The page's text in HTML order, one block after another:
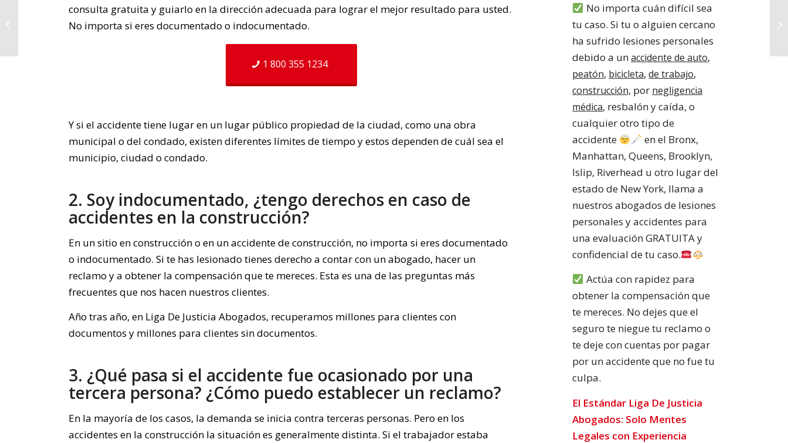
consulta gratuita y guiarlo en la dirección adecuada para lograr el mejor resultado para usted.
No importa si eres documentado o indocumentado.
1 800 355 1234
Y si el accidente tiene lugar en un lugar público propiedad de la ciudad, como una obra
municipal o del condado, existen diferentes límites de tiempo y estos dependen de cuál sea el
municipio, ciudad o condado.
2. Soy indocumentado, ¿tengo derechos en caso de
accidentes en la construcción?
En un sitio en construcción o en un accidente de construcción, no importa si eres documentado
o indocumentado. Si te has lesionado tienes derecho a contar con un abogado, hacer un
reclamo y a obtener la compensación que te mereces. Esta es una de las preguntas más
frecuentes que nos hacen nuestros clientes.
Año tras año, en Liga De Justicia Abogados, recuperamos millones para clientes con
documentos y millones para clientes sin documentos.
3. ¿Qué pasa si el accidente fue ocasionado por una
tercera persona? ¿Cómo puedo establecer un reclamo?
En la mayoría de los casos, la demanda se inicia contra terceras personas. Pero en los
accidentes en la construcción la situación es generalmente distinta. Si el trabajador estaba
No importa cuán difícil sea
tu caso. Si tu o alguien cercano
ha sufrido lesiones personales
debido a unaccidente de auto,
peatón, bicicleta,de trabajo,
construcción, por negligencia
médica, resbalón y caída, o
cualquier otro tipo de
accidente
en el Bronx,
Manhattan, Queens, Brooklyn,
Islip, Riverhead u otro lugar del
estado de New York, llama a
nuestros abogados de lesiones
personales y accidentes para
una evaluación GRATUITA y
confidencial de tu caso.
Actúa con rapidez para
obtener la compensación que
te mereces. No dejes que el
seguro te niegue tu reclamo o
te deje con cuentas por pagar
por un accidente que no fue tu
culpa.
El Estándar Liga De Justicia
Abogados: Solo Mentes
Legales con Experiencia
Negligencia o Mala
Cuando los Médicos